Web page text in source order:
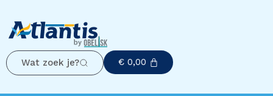
Wat zoek je? € 0,00